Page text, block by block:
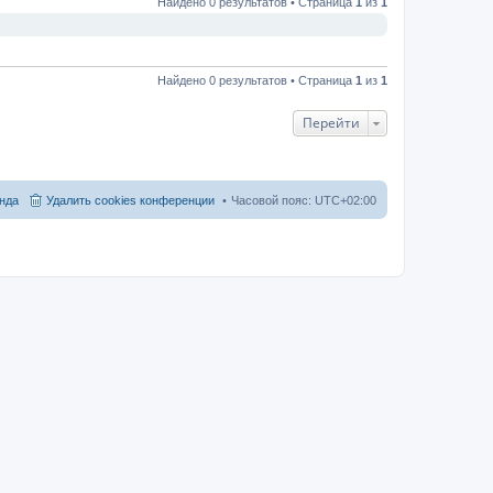
Найдено 0 результатов • Страница 1 из 1
Перейти
Часовой пояс: UTC+02:00
Удалить cookies конференции